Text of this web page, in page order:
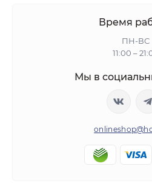
Время
ПН-ВС
11:00 –
Мы в